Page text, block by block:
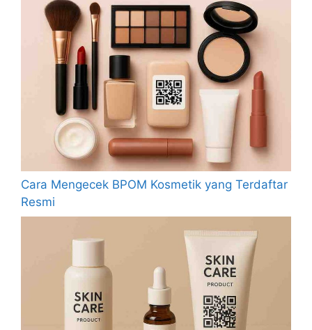
Cara Mengecek BPOM Kosmetik yang Terdaftar
Resmi